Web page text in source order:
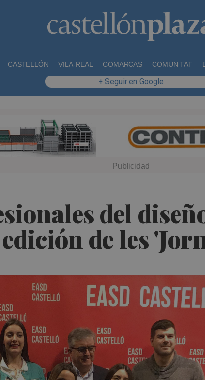
CASTELLÓN VILA-REAL COMARCAS COMUNITAT
+ Seguir en Google
del
de les